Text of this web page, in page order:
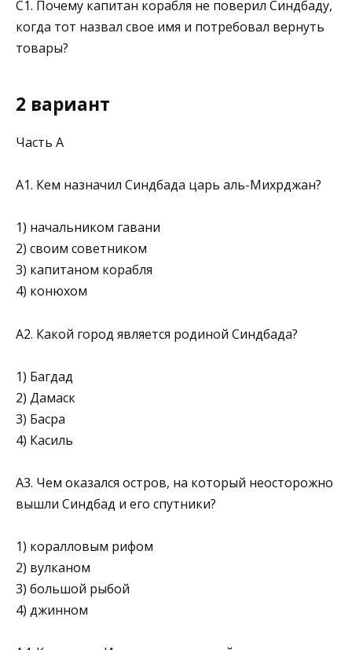
С1. Почему капитан корабля не поверил Синдбаду,
когда тот назвал свое имя и потребовал вернуть
товары?
2 вариант
Часть А
А1. Кем назначил Синдбада царь аль-Михрджан?
1) начальником гавани
2) своим советником
3) капитаном корабля
4) конюхом
А2. Какой город является родиной Синдбада?
1) Багдад
2) Дамаск
3) Басра
4) Касиль
А3. Чем оказался остров, на который неосторожно
вышли Синдбад и его спутники?
1) коралловым рифом
2) вулканом
3) большой рыбой
4) джинном